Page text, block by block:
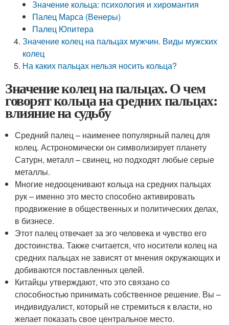
Значение кольца: психология и хиромантия
Палец Марса (Венеры)
Палец Юпитера
Значение колец на пальцах мужчин. Виды мужских
колец
На каких пальцах нельзя носить кольца?
Значение колец на пальцах. О чем
говорят кольца на средних пальцах:
влияние на судьбу
Средний палец – наименее популярный палец для
колец. Астрономически он символизирует планету
Сатурн, металл – свинец, но подходят любые серые
металлы.
Многие недооценивают кольца на средних пальцах
рук – именно это место способно активировать
продвижение в общественных и политических делах,
в бизнесе.
Этот палец отвечает за эго человека и чувство его
достоинства. Также считается, что носители колец на
средних пальцах не зависят от мнения окружающих и
добиваются поставленных целей.
Китайцы утверждают, что это связано со
способностью принимать собственное решение. Вы –
индивидуалист, который не стремиться к власти, но
желает показать свое центральное место.